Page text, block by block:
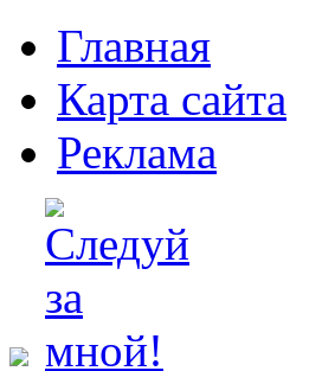
Главная
Карта сайта
Реклама